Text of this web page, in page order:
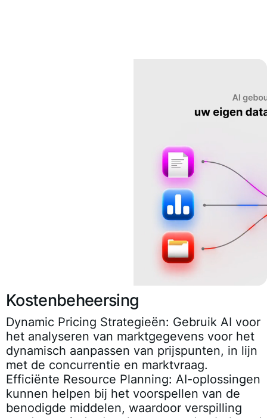
Kostenbeheersing
Dynamic Pricing Strategieën: Gebruik AI voor
het analyseren van marktgegevens voor het
dynamisch aanpassen van prijspunten, in lijn
met de concurrentie en marktvraag.
Efficiënte Resource Planning: AI-oplossingen
kunnen helpen bij het voorspellen van de
benodigde middelen, waardoor verspilling